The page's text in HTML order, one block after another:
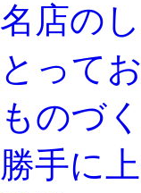
名店の
とって
ものづ
勝手に